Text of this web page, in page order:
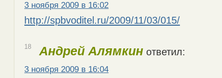
3 ноября 2009 в 16:02
http://spbvoditel.ru/2009/11/03/015/
18 Андрей Алямкин ответил:
3 ноября 2009 в 16:04